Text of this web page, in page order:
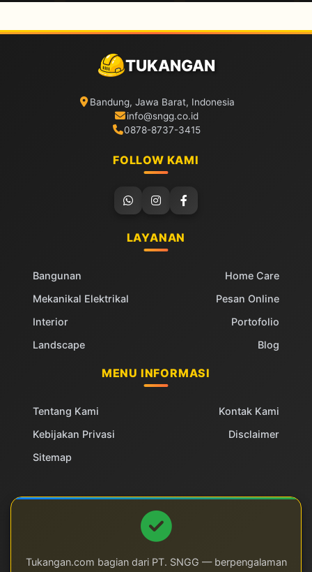
TUKANGAN
Bandung, Jawa Barat, Indonesia
info@sngg.co.id
0878-8737-3415
FOLLOW KAMI
LAYANAN
Bangunan
Mekanikal Elektrikal
Interior
Landscape
Home Care
Pesan Online
Portofolio
Blog
MENU INFORMASI
Tentang Kami
Kebijakan Privasi
Sitemap
Kontak Kami
Disclaimer
Tukangan.com bagian dari PT. SNGG — berpengalaman